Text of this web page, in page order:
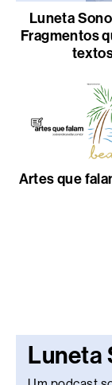
Luneta
Fragmentos
Artes que
Luneta